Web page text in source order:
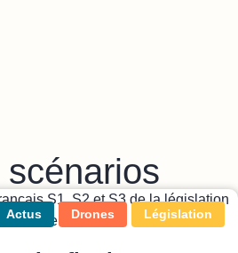
Actus Drones Législation